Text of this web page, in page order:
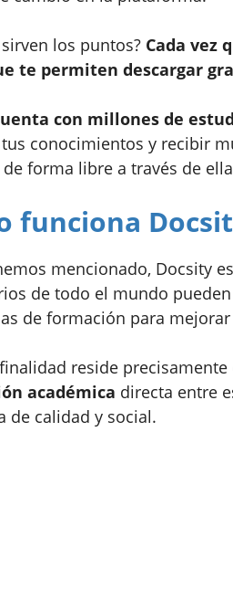
los puntos? Cada vez
te permiten descargar
con millones de
conocimientos y recibir
forma libre a través de
funciona
mencionado, Docsity
de todo el mundo pueden
de formación para
reside precisamente
académica directa entre
de calidad y social.